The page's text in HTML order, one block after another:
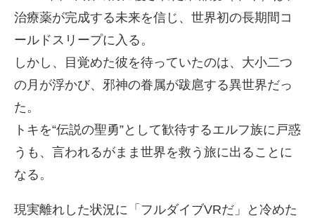
治療薬が完成する未来を信じ、世界初の長期間コ
ールドスリープに入る。
しかし、目覚めた彼を待っていたのは、大小二つ
の月が浮かび、邪神の眷属が跋扈する異世界だっ
た。
トキを“伝説の聖勇”として歓待するエルフ族に戸惑
うも、言われるがまま世界を救う旅に出ることに
なる。
現実離れした状況に「フルダイブVRだ」と冷めた